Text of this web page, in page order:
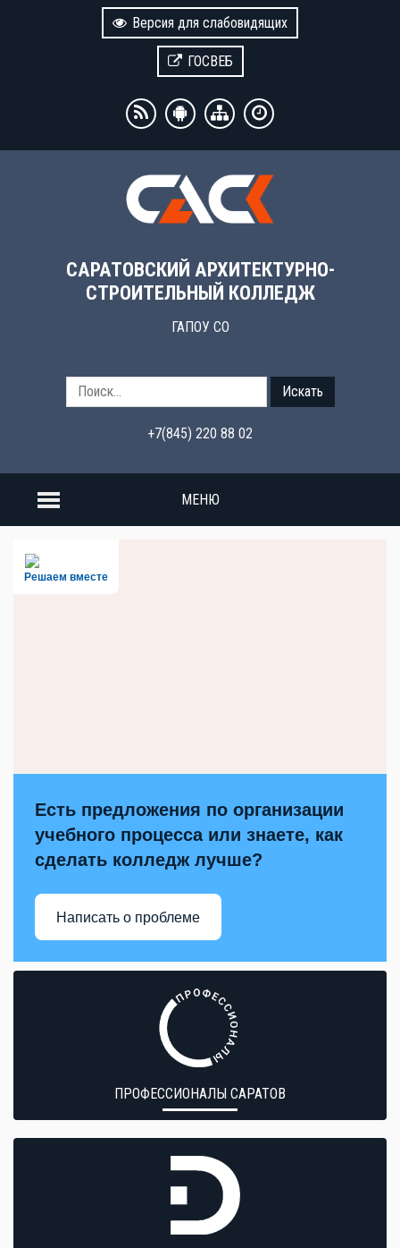
Версия для слабовидящих
ГОСВЕБ
САРАТОВСКИЙ АРХИТЕКТУРНО-
СТРОИТЕЛЬНЫЙ КОЛЛЕДЖ
ГАПОУ СО
Искать
+7(845) 220 88 02
МЕНЮ
Решаем вместе
Есть предложения по организации
учебного процесса или знаете, как
сделать колледж лучше?
Написать о проблеме
ПРОФЕССИОНАЛЫ САРАТОВ